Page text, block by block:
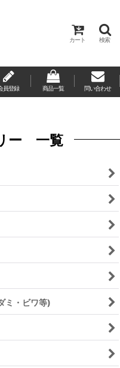
カート 検索
員登録 商品一覧 問い合わせ
ー 一覧
ミ・ビワ等)